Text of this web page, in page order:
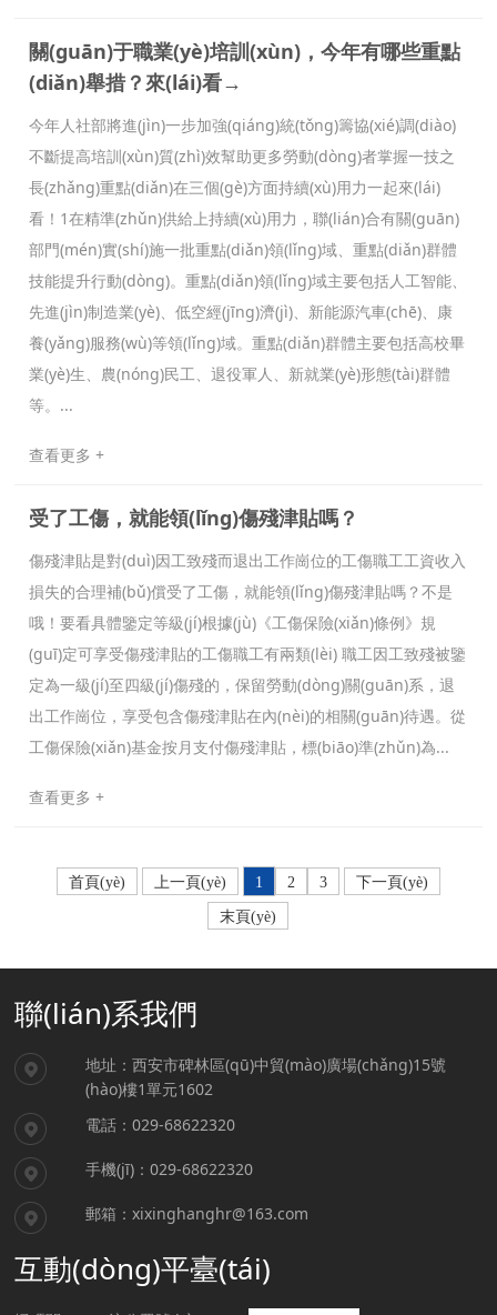
關(guān)于職業(yè)培訓(xùn)，今年有哪些重點
(diǎn)舉措？來(lái)看→
今年人社部將進(jìn)一步加強(qiáng)統(tǒng)籌協(xié)調(diào)
不斷提高培訓(xùn)質(zhì)效幫助更多勞動(dòng)者掌握一技之
長(zhǎng)重點(diǎn)在三個(gè)方面持續(xù)用力一起來(lái)
看！1在精準(zhǔn)供給上持續(xù)用力，聯(lián)合有關(guān)
部門(mén)實(shí)施一批重點(diǎn)領(lǐng)域、重點(diǎn)群體
技能提升行動(dòng)。重點(diǎn)領(lǐng)域主要包括人工智能、
先進(jìn)制造業(yè)、低空經(jīng)濟(jì)、新能源汽車(chē)、康
養(yǎng)服務(wù)等領(lǐng)域。重點(diǎn)群體主要包括高校畢
業(yè)生、農(nóng)民工、退役軍人、新就業(yè)形態(tài)群體
等。...
查看更多 +
受了工傷，就能領(lǐng)傷殘津貼嗎？
傷殘津貼是對(duì)因工致殘而退出工作崗位的工傷職工工資收入
損失的合理補(bǔ)償受了工傷，就能領(lǐng)傷殘津貼嗎？不是
哦！要看具體鑒定等級(jí)根據(jù)《工傷保險(xiǎn)條例》規
(guī)定可享受傷殘津貼的工傷職工有兩類(lèi) 職工因工致殘被鑒
定為一級(jí)至四級(jí)傷殘的，保留勞動(dòng)關(guān)系，退
出工作崗位，享受包含傷殘津貼在內(nèi)的相關(guān)待遇。從
工傷保險(xiǎn)基金按月支付傷殘津貼，標(biāo)準(zhǔn)為...
查看更多 +
首頁(yè) 上一頁(yè) 1 2 3 下一頁(yè)
末頁(yè)
聯(lián)系我們
地址：西安市碑林區(qū)中貿(mào)廣場(chǎng)15號
(hào)樓1單元1602
電話：029-68622320
手機(jī)：029-68622320
郵箱：xixinghanghr@163.com
互動(dòng)平臺(tái)